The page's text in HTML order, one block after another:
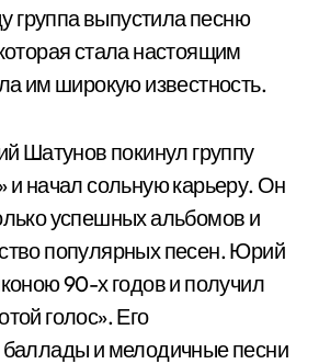
группа выпустила песню
стала настоящим
им широкую известность.
Шатунов покинул группу
и начал сольную карьеру. Он
успешных альбомов и
популярных песен. Юрий
90-х годов и получил
голос». Его
баллады и мелодичные песни